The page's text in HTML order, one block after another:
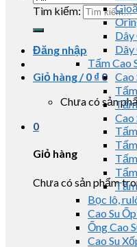
Tìm kiếm:
Đăng nhập
Giỏ hàng /0 ₫ 0
Chưa có sản
0
Giỏ hàng
Chưa có sản phẩm
Dây
Dây
Tấm Cao
Cao
Cao
Bọc lô,
Cao Su
Ống Cao
Cao Su